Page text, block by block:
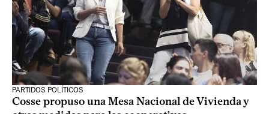
PARTIDOS POLÍTICOS
Cosse propuso una Mesa Nacional de Vivienda y